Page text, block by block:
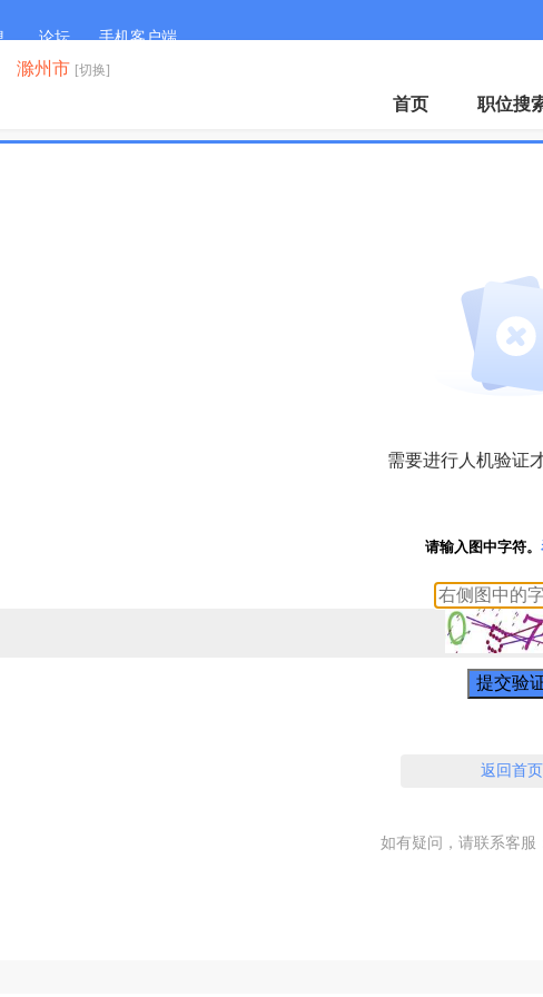
论坛 手机客户端
滁州市 [切换]
首页 职位搜
需要进行人机验证
请输入图中字符。
提交验
返回首页
如有疑问，请联系客服